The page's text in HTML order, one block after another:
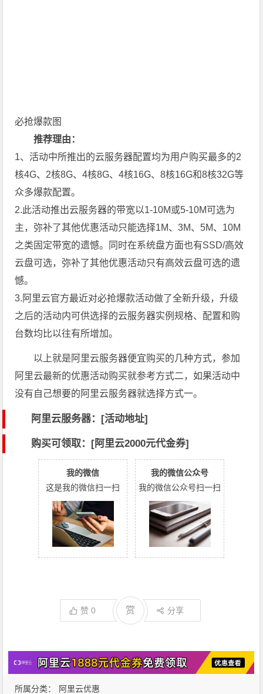
必抢爆款图
推荐理由：
1、活动中所推出的云服务器配置均为用户购买最多的2
核4G、2核8G、4核8G、4核16G、8核16G和8核32G等
众多爆款配置。
2.此活动推出云服务器的带宽以1-10M或5-10M可选为
主，弥补了其他优惠活动只能选择1M、3M、5M、10M
之类固定带宽的遗憾。同时在系统盘方面也有SSD/高效
云盘可选，弥补了其他优惠活动只有高效云盘可选的遗
憾。
3.阿里云官方最近对必抢爆款活动做了全新升级，升级
之后的活动内可供选择的云服务器实例规格、配置和购
台数均比以往有所增加。
以上就是阿里云服务器便宜购买的几种方式，参加
阿里云最新的优惠活动购买就参考方式二，如果活动中
没有自己想要的阿里云服务器就选择方式一。
阿里云服务器：[活动地址]
购买可领取：[阿里云2000元代金券]
我的微信
这是我的微信扫一扫
我的微信公众号
我的微信公众号扫一扫
赞0 赏 分享
所属分类： 阿里云优惠